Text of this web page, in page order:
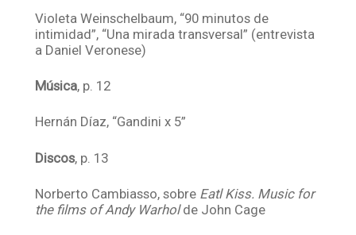
Violeta Weinschelbaum, “90 minutos de
intimidad”, “Una mirada transversal” (entrevista
a Daniel Veronese)
Música, p. 12
Hernán Díaz, “Gandini x 5”
Discos, p. 13
Norberto Cambiasso, sobre Eatl Kiss. Music for
the films of Andy Warholde John Cage